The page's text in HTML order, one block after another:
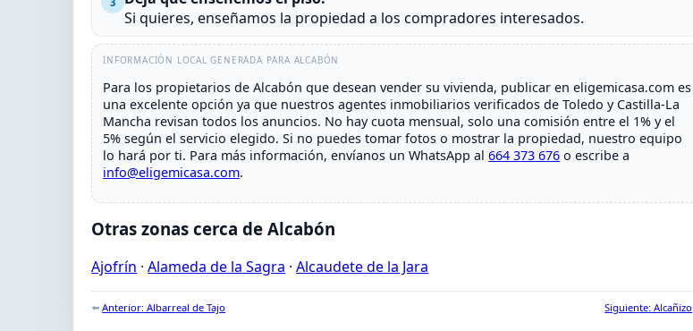
Si quieres, enseñamos la propiedad a los compradores interesados.
INFORMACIÓN LOCAL GENERADA PARA ALCABÓN
Para los propietarios de Alcabón que desean vender su vivienda, publicar en eligemicasa.com es
una excelente opción ya que nuestros agentes inmobiliarios verificados de Toledo y Castilla-La
Mancha revisan todos los anuncios. No hay cuota mensual, solo una comisión entre el 1% y el
5% según el servicio elegido. Si no puedes tomar fotos o mostrar la propiedad, nuestro equipo
lo hará por ti. Para más información, envíanos un WhatsApp al664 373 676 o escribe a
info@eligemicasa.com.
Otras zonas cerca de Alcabón
Ajofrín ·Alameda de la Sagra ·Alcaudete de la Jara
⬅️Anterior: Albarreal de Tajo Siguiente: Alcañizo